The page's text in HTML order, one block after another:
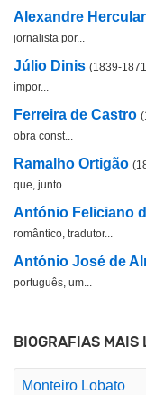
Alexandre
jornalista por...
Júlio Dinis (1839-
impor...
Ferreira de Castro
obra const...
Ramalho Ortigão
que, junto...
António Feliciano
romântico, tradutor...
António José de
português, um...
BIOGRAFIAS MAIS
Monteiro Lobato